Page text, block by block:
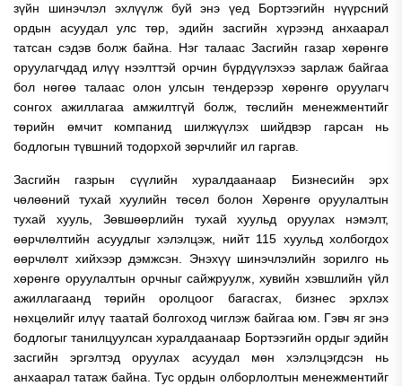
зүйн шинэчлэл эхлүүлж буй энэ үед Бортээгийн нүүрсний
ордын асуудал улс төр, эдийн засгийн хүрээнд анхаарал
татсан сэдэв болж байна. Нэг талаас Засгийн газар хөрөнгө
оруулагчдад илүү нээлттэй орчин бүрдүүлэхээ зарлаж байгаа
бол нөгөө талаас олон улсын тендерээр хөрөнгө оруулагч
сонгох ажиллагаа амжилтгүй болж, төслийн менежментийг
төрийн өмчит компанид шилжүүлэх шийдвэр гарсан нь
бодлогын түвшний тодорхой зөрчлийг ил гаргав.
Засгийн газрын сүүлийн хуралдаанаар Бизнесийн эрх
чөлөөний тухай хуулийн төсөл болон Хөрөнгө оруулалтын
тухай хууль, Зөвшөөрлийн тухай хуульд оруулах нэмэлт,
өөрчлөлтийн асуудлыг хэлэлцэж, нийт 115 хуульд холбогдох
өөрчлөлт хийхээр дэмжсэн. Энэхүү шинэчлэлийн зорилго нь
хөрөнгө оруулалтын орчныг сайжруулж, хувийн хэвшлийн үйл
ажиллагаанд төрийн оролцоог багасгах, бизнес эрхлэх
нөхцөлийг илүү таатай болгоход чиглэж байгаа юм. Гэвч яг энэ
бодлогыг танилцуулсан хуралдаанаар Бортээгийн ордыг эдийн
засгийн эргэлтэд оруулах асуудал мөн хэлэлцэгдсэн нь
анхаарал татаж байна. Тус ордын олборлолтын менежментийг